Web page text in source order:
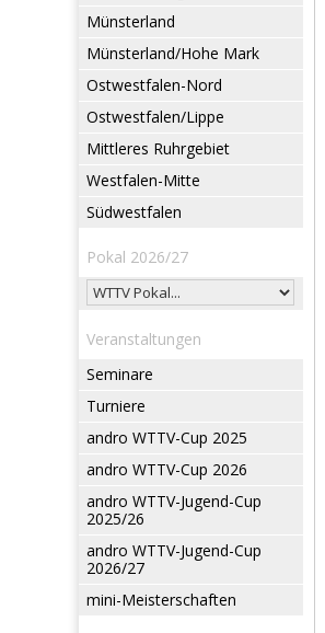
Münsterland
Münsterland/Hohe Mark
Ostwestfalen-Nord
Ostwestfalen/Lippe
Mittleres Ruhrgebiet
Westfalen-Mitte
Südwestfalen
Pokal 2026/27
Veranstaltungen
Seminare
Turniere
andro WTTV-Cup 2025
andro WTTV-Cup 2026
andro WTTV-Jugend-Cup
2025/26
andro WTTV-Jugend-Cup
2026/27
mini-Meisterschaften